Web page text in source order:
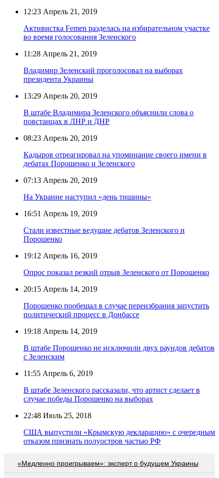
12:23 Апрель 21, 2019
Активистка Femen разделась на избирательном участке
во время голосования Зеленского
11:28 Апрель 21, 2019
Владимир Зеленский проголосовал на выборах
президента Украины
13:29 Апрель 20, 2019
В штабе Владимира Зеленского объяснили слова о
повстанцах в ЛНР и ДНР
08:23 Апрель 20, 2019
Кадыров отреагировал на упоминание своего имени в
дебатах Порошенко и Зеленского
07:13 Апрель 20, 2019
На Украине наступил «день тишины»
16:51 Апрель 19, 2019
Стали известные ведущие дебатов Зеленского и
Порошенко
19:12 Апрель 16, 2019
Опрос показал резкий отрыв Зеленского от Порошенко
20:15 Апрель 14, 2019
Порошенко пообещал в случае переизбрания запустить
политический процесс в Донбассе
19:18 Апрель 14, 2019
В штабе Порошенко не исключили двух раундов дебатов
с Зеленским
11:55 Апрель 6, 2019
В штабе Зеленского рассказали, что артист сделает в
случае победы Порошенко на выборах
22:48 Июль 25, 2018
США выпустили «Крымскую декларацию» с очередным
отказом признать полуостров частью РФ
«Медленно проигрываем»: эксперт о будущем Украины